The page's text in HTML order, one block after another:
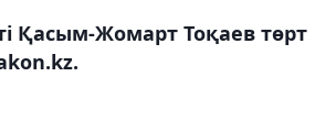
Қасым-Жомарт Тоқаев төрт